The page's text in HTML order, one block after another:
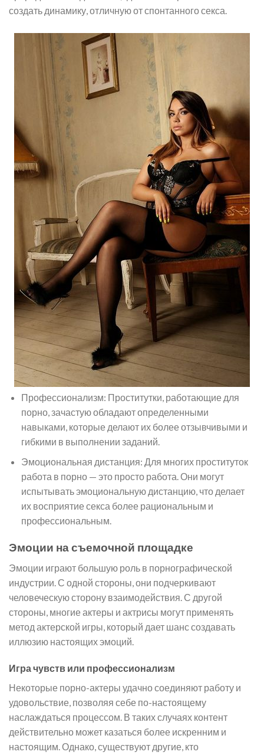
создать динамику, отличную от спонтанного секса.
Профессионализм: Проститутки, работающие для
порно, зачастую обладают определенными
навыками, которые делают их более отзывчивыми и
гибкими в выполнении заданий.
Эмоциональная дистанция: Для многих проституток
работа в порно — это просто работа. Они могут
испытывать эмоциональную дистанцию, что делает
их восприятие секса более рациональным и
профессиональным.
Эмоции на съемочной площадке
Эмоции играют большую роль в порнографической
индустрии. С одной стороны, они подчеркивают
человеческую сторону взаимодействия. С другой
стороны, многие актеры и актрисы могут применять
метод актерской игры, который дает шанс создавать
иллюзию настоящих эмоций.
Игра чувств или профессионализм
Некоторые порно-актеры удачно соединяют работу и
удовольствие, позволяя себе по-настоящему
наслаждаться процессом. В таких случаях контент
действительно может казаться более искренним и
настоящим. Однако, существуют другие, кто